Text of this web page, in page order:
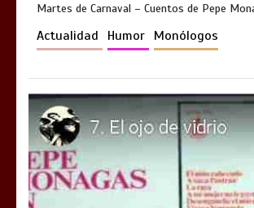
Martes de Carnaval – Cuentos de Pepe
Actualidad Humor Monólogos